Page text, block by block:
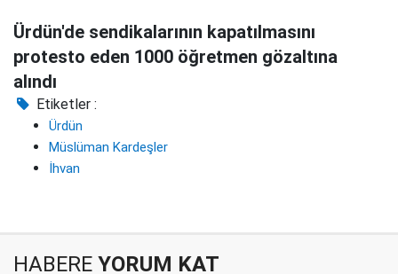
Ürdün'de sendikalarının kapatılmasını
protesto eden 1000 öğretmen gözaltına
alındı
Etiketler :
Ürdün
Müslüman Kardeşler
İhvan
HABERE YORUM KAT